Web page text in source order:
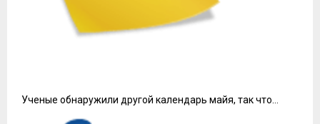
Ученые обнаружили другой календарь майя, так что…